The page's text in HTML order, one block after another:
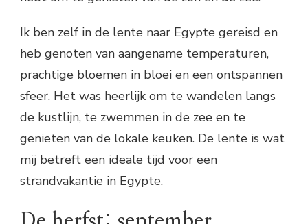
Ik ben zelf in de lente naar Egypte gereisd en
heb genoten van aangename temperaturen,
prachtige bloemen in bloei en een ontspannen
sfeer. Het was heerlijk om te wandelen langs
de kustlijn, te zwemmen in de zee en te
genieten van de lokale keuken. De lente is wat
mij betreft een ideale tijd voor een
strandvakantie in Egypte.